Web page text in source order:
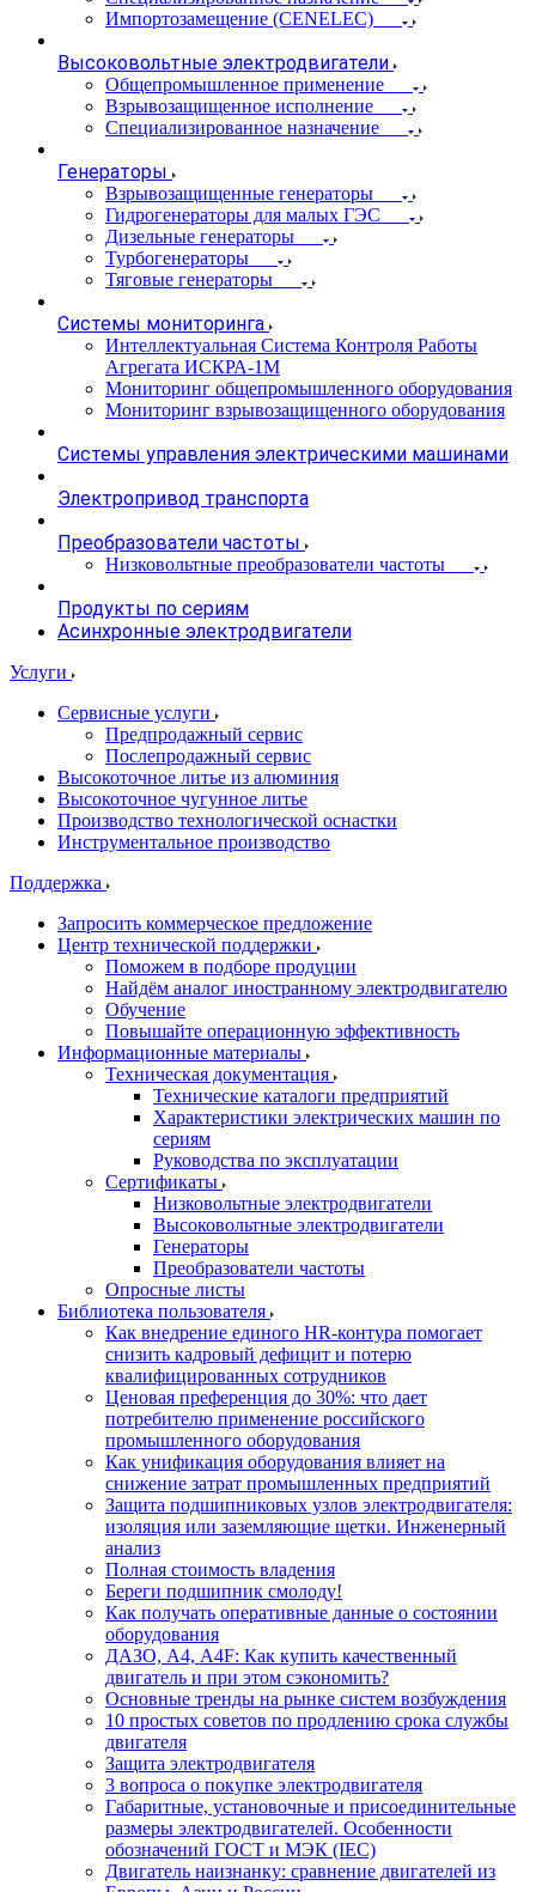
Импортозамещение (CENELEC)
Высоковольтные электродвигатели
Общепромышленное применение
Взрывозащищенное исполнение
Специализированное назначение
Генераторы
Взрывозащищенные генераторы
Гидрогенераторы для малых ГЭС
Дизельные генераторы
Турбогенераторы
Тяговые генераторы
Системы мониторинга
Интеллектуальная Система Контроля Работы
Агрегата ИСКРА-1М
Мониторинг общепромышленного оборудования
Мониторинг взрывозащищенного оборудования
Системы управления электрическими машинами
Электропривод транспорта
Преобразователи частоты
Низковольтные преобразователи частоты
Продукты по сериям
Асинхронные электродвигатели
Услуги
Сервисные услуги
Предпродажный сервис
Послепродажный сервис
Высокоточное литье из алюминия
Высокоточное чугунное литье
Производство технологической оснастки
Инструментальное производство
Поддержка
Запросить коммерческое предложение
Центр технической поддержки
Поможем в подборе продуции
Найдём аналог иностранному электродвигателю
Обучение
Повышайте операционную эффективность
Информационные материалы
Техническая документация
Технические каталоги предприятий
Характеристики электрических машин по
сериям
Руководства по эксплуатации
Сертификаты
Низковольтные электродвигатели
Высоковольтные электродвигатели
Генераторы
Преобразователи частоты
Опросные листы
Библиотека пользователя
Как внедрение единого HR-контура помогает
снизить кадровый дефицит и потерю
квалифицированных сотрудников
Ценовая преференция до 30%: что дает
потребителю применение российского
промышленного оборудования
Как унификация оборудования влияет на
снижение затрат промышленных предприятий
Защита подшипниковых узлов электродвигателя:
изоляция или заземляющие щетки. Инженерный
анализ
Полная стоимость владения
Береги подшипник смолоду!
Как получать оперативные данные о состоянии
оборудования
ДАЗО, А4, А4F: Как купить качественный
двигатель и при этом сэкономить?
Основные тренды на рынке систем возбуждения
10 простых советов по продлению срока службы
двигателя
Защита электродвигателя
3 вопроса о покупке электродвигателя
Габаритные, установочные и присоединительные
размеры электродвигателей. Особенности
обозначений ГОСТ и МЭК (IEC)
Двигатель наизнанку: сравнение двигателей из